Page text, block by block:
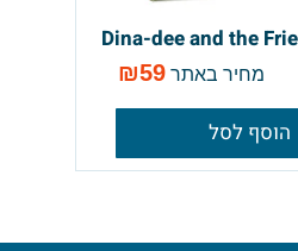
Dina-dee and the
מחיר באתר ₪59
הוסף לסל